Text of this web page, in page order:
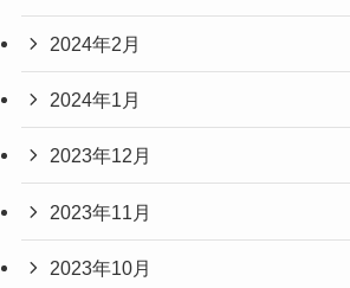
2024年2月
2024年1月
2023年12月
2023年11月
2023年10月